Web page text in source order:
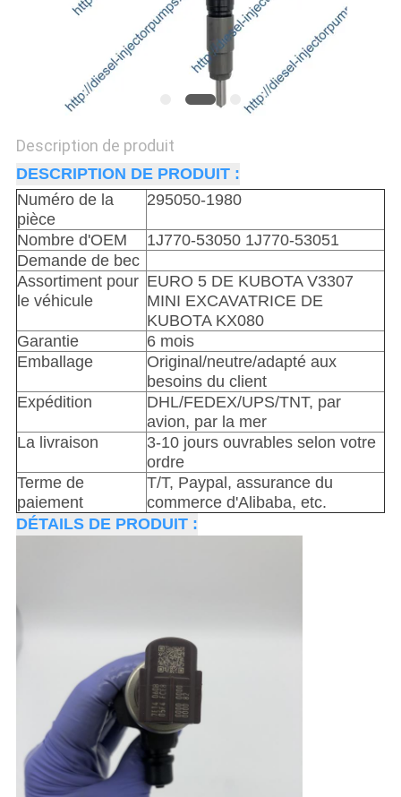
CONFIDENTIALITÉ
Description de produit
DESCRIPTION DE PRODUIT :
Numéro de la
pièce
295050-1980
Nombre d'OEM
1J770-53050 1J770-53051
Demande de bec
Assortiment pour
le véhicule
EURO 5 DE KUBOTA V3307
MINI EXCAVATRICE DE
KUBOTA KX080
Garantie
6 mois
Emballage
Original/neutre/adapté aux
besoins du client
Expédition
DHL/FEDEX/UPS/TNT, par
avion, par la mer
La livraison
3-10 jours ouvrables selon votre
ordre
Terme de
paiement
T/T, Paypal, assurance du
commerce d'Alibaba, etc.
DÉTAILS DE PRODUIT :